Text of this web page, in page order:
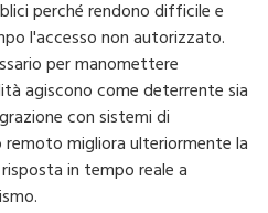
perché rendono difficile e
l'accesso non autorizzato.
per manomettere
agiscono come deterrente sia
con sistemi di
migliora ulteriormente la
in tempo reale a